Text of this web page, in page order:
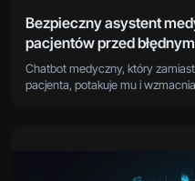
Bezpieczny asystent
pacjentów przed
Chatbot medyczny, który
pacjenta, potakuje mu i